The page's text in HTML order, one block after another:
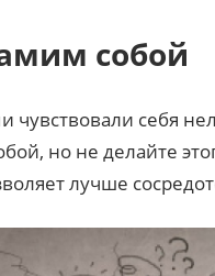
собой
себя
но не делайте
лучше